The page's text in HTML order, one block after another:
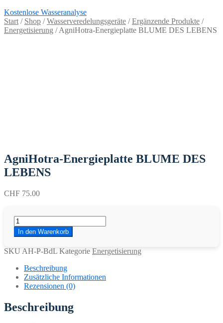
Kostenlose Wasseranalyse
Start / Shop /Wasserveredelungsgeräte /Ergänzende Produkte /
Energetisierung /AgniHotra-Energieplatte BLUME DES LEBENS
AgniHotra-Energieplatte BLUME DES
LEBENS
CHF 75.00
AgniHotra-
Energieplatte
BLUME
DES
LEBENS
Menge
In den Warenkorb
SKU AH-P-BdL Kategorie Energetisierung
Beschreibung
Zusätzliche Informationen
Rezensionen (0)
Beschreibung